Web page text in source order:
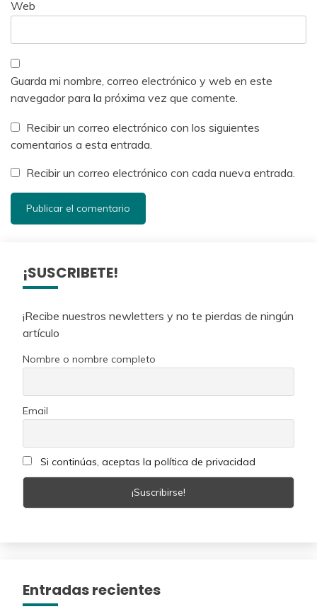
Web
Guarda mi nombre, correo electrónico y web en este
navegador para la próxima vez que comente.
Recibir un correo electrónico con los siguientes
comentarios a esta entrada.
Recibir un correo electrónico con cada nueva entrada.
¡SUSCRIBETE!
¡Recibe nuestros newletters y no te pierdas de ningún
artículo
Nombre o nombre completo
Email
Si continúas, aceptas la política de privacidad
Entradas recientes